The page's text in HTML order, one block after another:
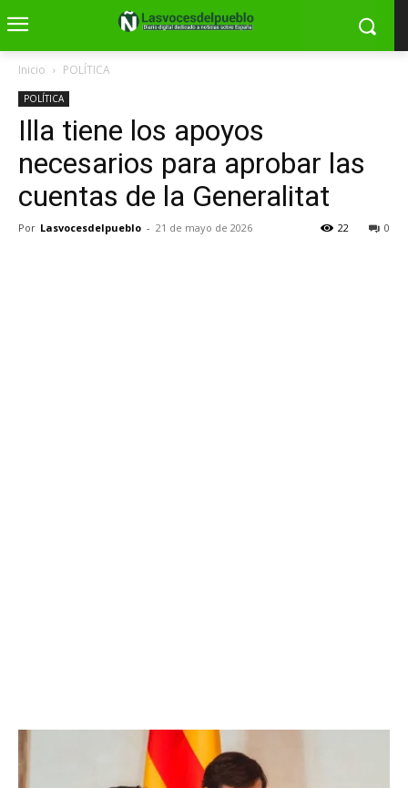
Inicio POLÍTICA
POLÍTICA
Illa tiene los apoyos
necesarios para aprobar las
cuentas de la Generalitat
Por Lasvocesdelpueblo - 21 de mayo de 2026 0
22